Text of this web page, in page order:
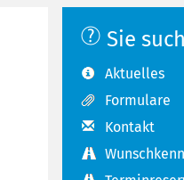
Sie
Aktuelles
Formulare
Kontakt